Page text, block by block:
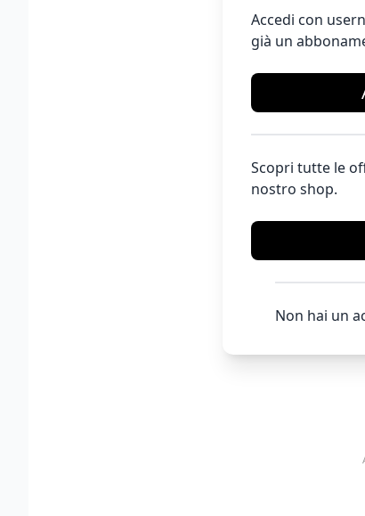
Accedi con
già un
Scopri tutte le
nostro shop.
Non hai un